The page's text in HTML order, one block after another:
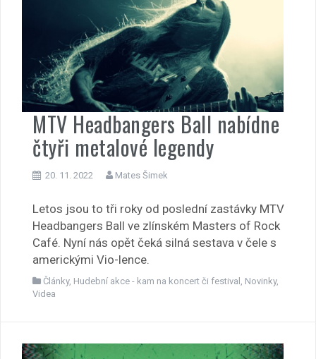
MTV Headbangers Ball nabídne
čtyři metalové legendy
20. 11. 2022 Mates Šimek
Letos jsou to tři roky od poslední zastávky MTV
Headbangers Ball ve zlínském Masters of Rock
Café. Nyní nás opět čeká silná sestava v čele s
americkými Vio-lence.
Články, Hudební akce - kam na koncert či festival Novinky,
Videa